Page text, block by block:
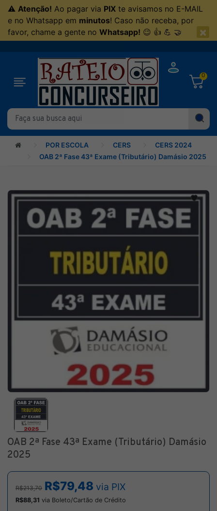
⚠ Atenção! Ao pagar via PIX te avisamos no E-MAIL
e no Whatsapp em minutos! Caso não receba, por
favor, chame a gente no Whatsapp! 😉 👍 💪 🤝 ×
0
POR ESCOLA CERS
CERS 2024
OAB 2ª Fase 43ª Exame (Tributário) Damásio 2025
OAB 2ª Fase 43ª Exame (Tributário) Damásio
2025
R$213,70 R$79,48 via PIX
R$88,31 via Boleto/Cartão de Crédito